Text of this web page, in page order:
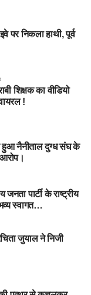
पर निकला हाथी, पूर्व
शिक्षक का वीडियो
!
हुआ नैनीताल दुग्ध संघ के
जनता पार्टी के राष्ट्रीय
स्वागत…
जुयाल ने निजी